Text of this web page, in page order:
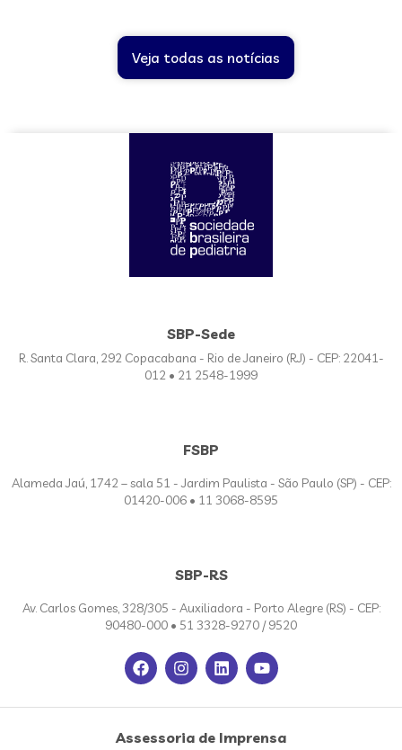
Veja todas as notícias
SBP-Sede
R. Santa Clara, 292 Copacabana - Rio de Janeiro (RJ) - CEP: 22041-
012 • 21 2548-1999
FSBP
Alameda Jaú, 1742 – sala 51 - Jardim Paulista - São Paulo (SP) - CEP:
01420-006 • 11 3068-8595
SBP-RS
Av. Carlos Gomes, 328/305 - Auxiliadora - Porto Alegre (RS) - CEP:
90480-000 • 51 3328-9270 / 9520
Assessoria de Imprensa